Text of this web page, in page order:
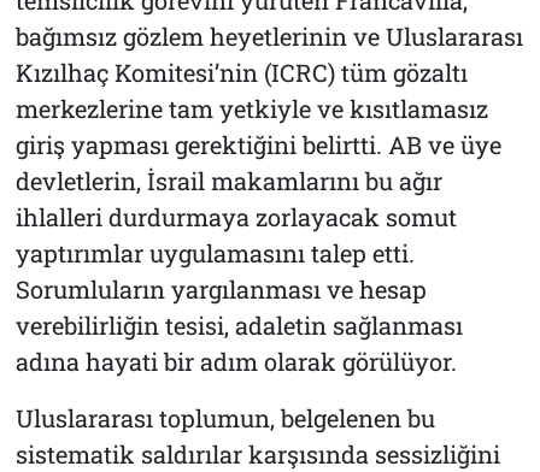
bağımsız gözlem heyetlerinin ve Uluslararası
Kızılhaç Komitesi’nin (ICRC) tüm gözaltı
merkezlerine tam yetkiyle ve kısıtlamasız
giriş yapması gerektiğini belirtti. AB ve üye
devletlerin, İsrail makamlarını bu ağır
ihlalleri durdurmaya zorlayacak somut
yaptırımlar uygulamasını talep etti.
Sorumluların yargılanması ve hesap
verebilirliğin tesisi, adaletin sağlanması
adına hayati bir adım olarak görülüyor.
Uluslararası toplumun, belgelenen bu
sistematik saldırılar karşısında sessizliğini